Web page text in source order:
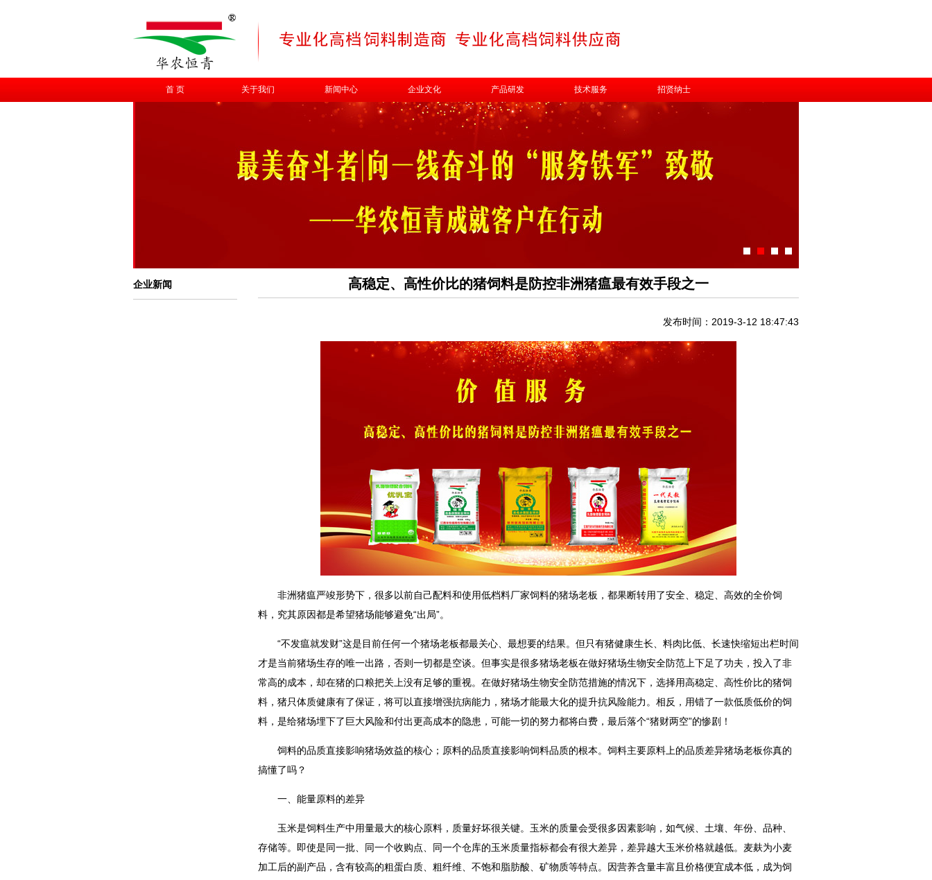
首 页 关于我们 新闻中心 企业文化 产品研发 技术服务 招贤纳士
企业新闻 高稳定、高性价比的猪饲料是防控非洲猪瘟最有效手段之一
发布时间：2019-3-12 18:47:43
非洲猪瘟严竣形势下，很多以前自己配料和使用低档料厂家饲料的猪场老板，都果断转用了安全、稳定、高效的全价饲
料，究其原因都是希望猪场能够避免“出局”。
“不发瘟就发财”这是目前任何一个猪场老板都最关心、最想要的结果。但只有猪健康生长、料肉比低、长速快缩短出栏时间
才是当前猪场生存的唯一出路，否则一切都是空谈。但事实是很多猪场老板在做好猪场生物安全防范上下足了功夫，投入了非
常高的成本，却在猪的口粮把关上没有足够的重视。在做好猪场生物安全防范措施的情况下，选择用高稳定、高性价比的猪饲
料，猪只体质健康有了保证，将可以直接增强抗病能力，猪场才能最大化的提升抗风险能力。相反，用错了一款低质低价的饲
料，是给猪场埋下了巨大风险和付出更高成本的隐患，可能一切的努力都将白费，最后落个“猪财两空”的惨剧！
饲料的品质直接影响猪场效益的核心；原料的品质直接影响饲料品质的根本。饲料主要原料上的品质差异猪场老板你真的
搞懂了吗？
一、能量原料的差异
玉米是饲料生产中用量最大的核心原料，质量好坏很关键。玉米的质量会受很多因素影响，如气候、土壤、年份、品种、
存储等。即使是同一批、同一个收购点、同一个仓库的玉米质量指标都会有很大差异，差异越大玉米价格就越低。麦麸为小麦
加工后的副产品，含有较高的粗蛋白质、粗纤维、不饱和脂肪酸、矿物质等特点。因营养含量丰富且价格便宜成本低，成为饲